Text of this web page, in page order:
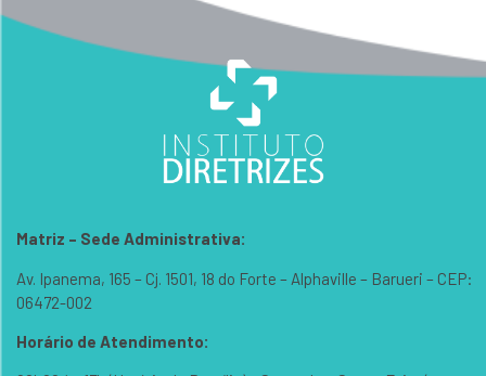
Matriz – Sede Administrativa:
Av. Ipanema, 165 – Cj. 1501, 18 do Forte – Alphaville – Barueri – CEP:
06472-002
Horário de Atendimento: